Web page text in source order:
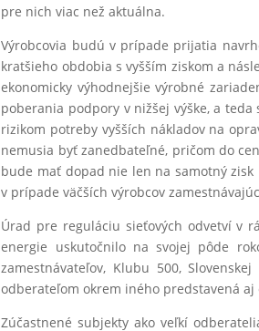
pre nich viac než aktuálna.
Výrobcovia budú v prípade prijatia
kratšieho obdobia s vyšším ziskom a
ekonomicky výhodnejšie výrobné
poberania podpory v nižšej výške, a
rizikom potreby vyšších nákladov na
nemusia byť zanedbateľné, pričom do
bude mať dopad nie len na samotný
v prípade väčších výrobcov
Úrad pre reguláciu sieťových odvetví v
energie uskutočnilo na svojej pôde
zamestnávateľov, Klubu 500,
odberateľom okrem iného predstavená
Zúčastnené subjekty ako veľkí